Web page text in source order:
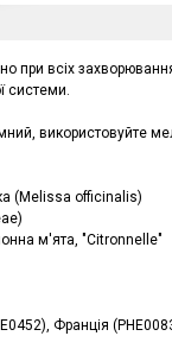
при всіх
системи.
використовуйте
(Melissa officinalis)
м'ята, "Citronnelle"
Франція